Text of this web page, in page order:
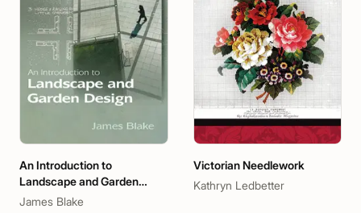
An Introduction to
Landscape and Garden
Design
James Blake
Victorian Needlework
Kathryn Ledbetter